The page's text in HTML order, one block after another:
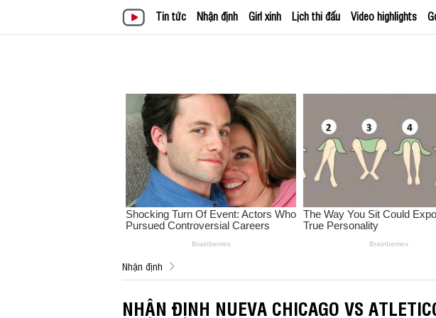
Tin tức Nhận định Girl xinh Lịch thi đấu Video highlights
Nhận định
NHẬN ĐỊNH NUEVA CHICAGO VS